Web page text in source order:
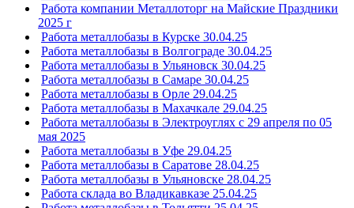
Работа компании Металлоторг на Майские Праздники
2025 г
Работа металлобазы в Курске 30.04.25
Работа металлобазы в Волгограде 30.04.25
Работа металлобазы в Ульяновск 30.04.25
Работа металлобазы в Самаре 30.04.25
Работа металлобазы в Орле 29.04.25
Работа металлобазы в Махачкале 29.04.25
Работа металлобазы в Электроуглях с 29 апреля по 05
мая 2025
Работа металлобазы в Уфе 29.04.25
Работа металлобазы в Саратове 28.04.25
Работа металлобазы в Ульяновске 28.04.25
Работа склада во Владикавказе 25.04.25